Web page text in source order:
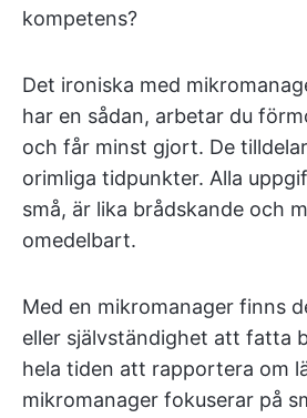
kompetens?
Det ironiska med
har en sådan, arbetar du
och får minst gjort. De
orimliga tidpunkter. Alla
små, är lika brådskande och
omedelbart.
Med en mikromanager finns
eller självständighet att fatta
hela tiden att rapportera om
mikromanager fokuserar på